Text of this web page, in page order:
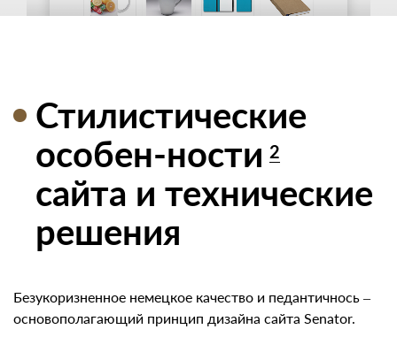
Стилистические
особен-ности 2
сайта и технические
решения
Безукоризненное немецкое качество и педантичнось –
основополагающий принцип дизайна сайта Senator.